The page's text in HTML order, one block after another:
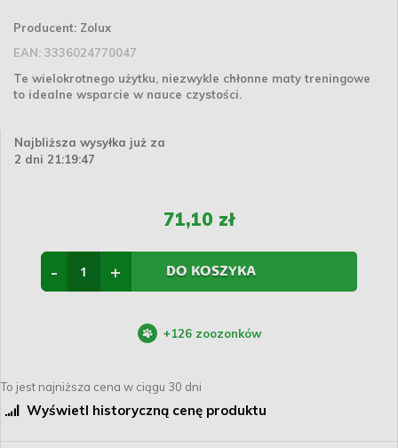
Producent: Zolux
EAN: 3336024770047
Te wielokrotnego użytku, niezwykle chłonne maty treningowe
to idealne wsparcie w nauce czystości.
Najbliższa wysyłka już za
2 dni 21:19:47
71,10 zł
+
- DO KOSZYKA
+126 zoozonków
To jest najniższa cena w ciągu 30 dni
Wyświetl historyczną cenę produktu